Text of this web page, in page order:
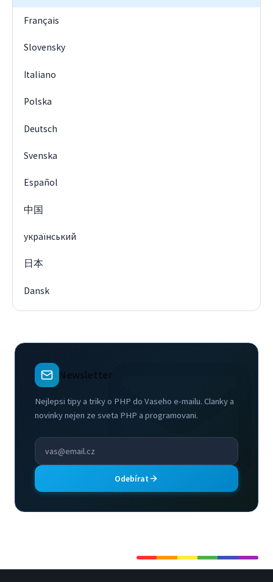
Français
Slovensky
Italiano
Polska
Deutsch
Svenska
Español
中国
український
日本
Dansk
Newsletter
Nejlepsi tipy a triky o PHP do Vaseho e-mailu. Clanky a
novinky nejen ze sveta PHP a programovani.
Odebírat